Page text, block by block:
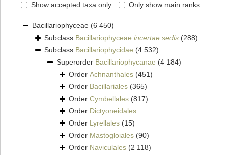
Show accepted taxa only Only show main ranks
Bacillariophyceae (6 450)
Subclass Bacillariophyceae incertae sedis (288)
Subclass Bacillariophycidae (4 532)
Superorder Bacillariophycanae (4 184)
Order Achnanthales (451)
Order Bacillariales (365)
Order Cymbellales (817)
Order Dictyoneidales
Order Lyrellales (15)
Order Mastogloiales (90)
Order Naviculales (2 118)